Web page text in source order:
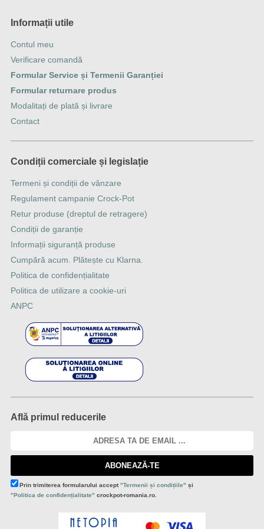
Informații utile
Contul meu
Verificare comandă
Formular Service și Termenii Garanției
Formular returnare produs
Modalitați de plată și livrare
Contact
Condiții comerciale și legislație
Termeni și condiții de vânzare
Regulament campanie Crock-Pot
Retur produse (dreptul de retragere)
Condiții de garanție
Informații siguranță produse
Cumpără acum. Plătește cu Klarna.
Politica de confidențialitate
Politica de utilizare a cookie-uri
ANPC
Află primul reducerile
ABONEAZĂ-TE
Prin trimiterea formularului accept"Termenii și condițiile" și
"Politica de confidențialitate" crockpot-romania.ro.